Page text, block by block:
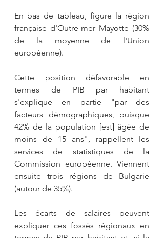
En bas de tableau, figure la région
française d'Outre-mer Mayotte (30%
de la moyenne de l'Union
européenne).
Cette position défavorable en
termes de PIB par habitant
s'explique en partie "par des
facteurs démographiques, puisque
42% de la population [est] âgée de
moins de 15 ans", rappellent les
services de statistiques de la
Commission européenne. Viennent
ensuite trois régions de Bulgarie
(autour de 35%).
Les écarts de salaires peuvent
expliquer ces fossés régionaux en